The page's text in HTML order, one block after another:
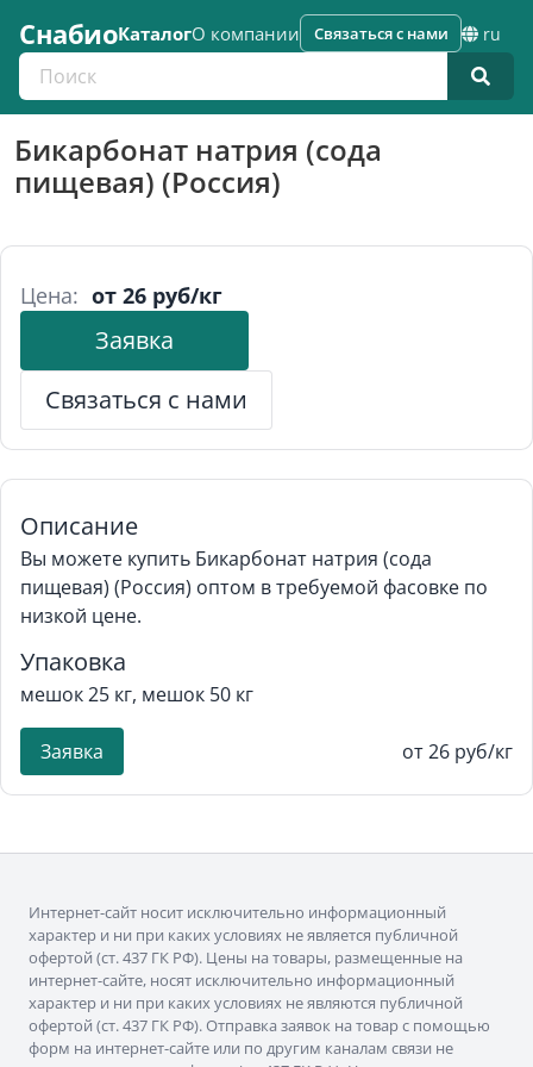
СнабиоКаталогО компании
Поиск по каталогу
Связаться с нами ru
Бикарбонат натрия (сода
пищевая) (Россия)
Цена: от 26 руб/кг
Заявка
Связаться с нами
Описание
Вы можете купить Бикарбонат натрия (сода
пищевая) (Россия) оптом в требуемой фасовке по
низкой цене.
Упаковка
мешок 25 кг, мешок 50 кг
Заявка от 26 руб/кг
Интернет-сайт носит исключительно информационный
характер и ни при каких условиях не является публичной
офертой (ст. 437 ГК РФ). Цены на товары, размещенные на
интернет-сайте, носят исключительно информационный
характер и ни при каких условиях не являются публичной
офертой (ст. 437 ГК РФ). Отправка заявок на товар с помощью
форм на интернет-сайте или по другим каналам связи не